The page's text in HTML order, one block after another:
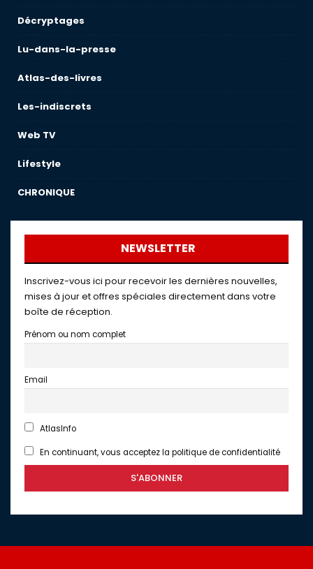
Décryptages
Lu-dans-la-presse
Atlas-des-livres
Les-indiscrets
Web TV
Lifestyle
CHRONIQUE
NEWSLETTER
Inscrivez-vous ici pour recevoir les dernières nouvelles,
mises à jour et offres spéciales directement dans votre
boîte de réception.
Prénom ou nom complet
Email
AtlasInfo
En continuant, vous acceptez la politique de confidentialité